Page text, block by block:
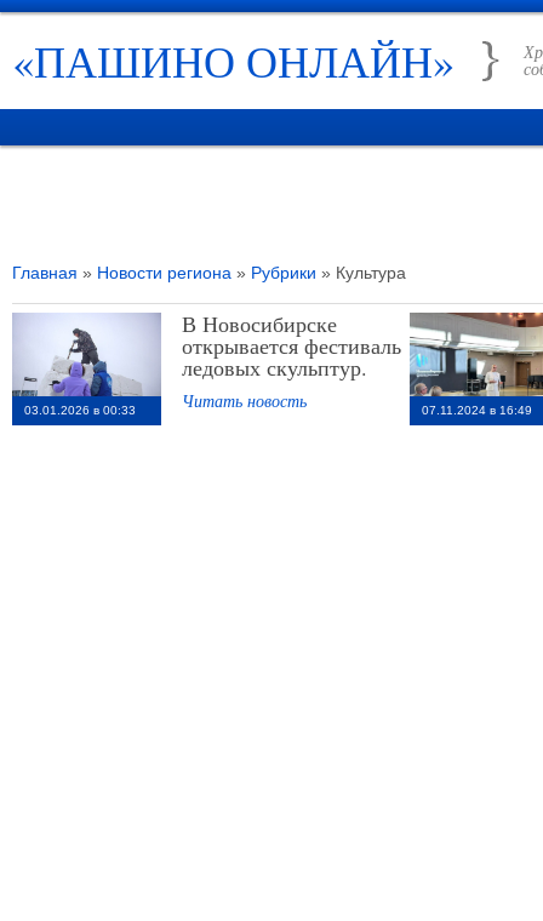
«ПАШИНО ОНЛАЙН»
Главная » Новости региона » Рубрики » Культура
03.01.2026 в 00:33
В Новосибирске
открывается фестиваль
ледовых скульптур.
Читать новость 07.11.2024 в 16:49